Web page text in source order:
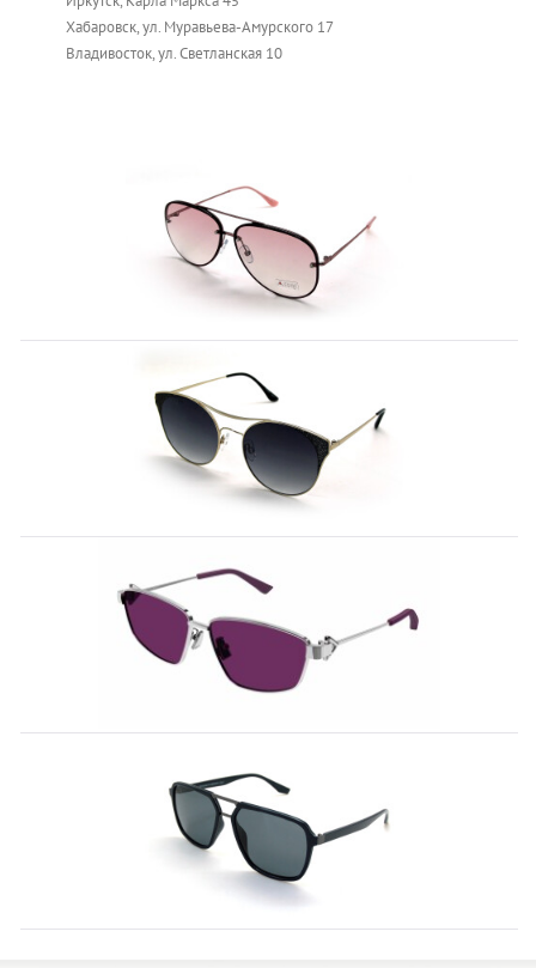
Хабаровск, ул. Муравьева-Амурского 17
Владивосток, ул. Светланская 10